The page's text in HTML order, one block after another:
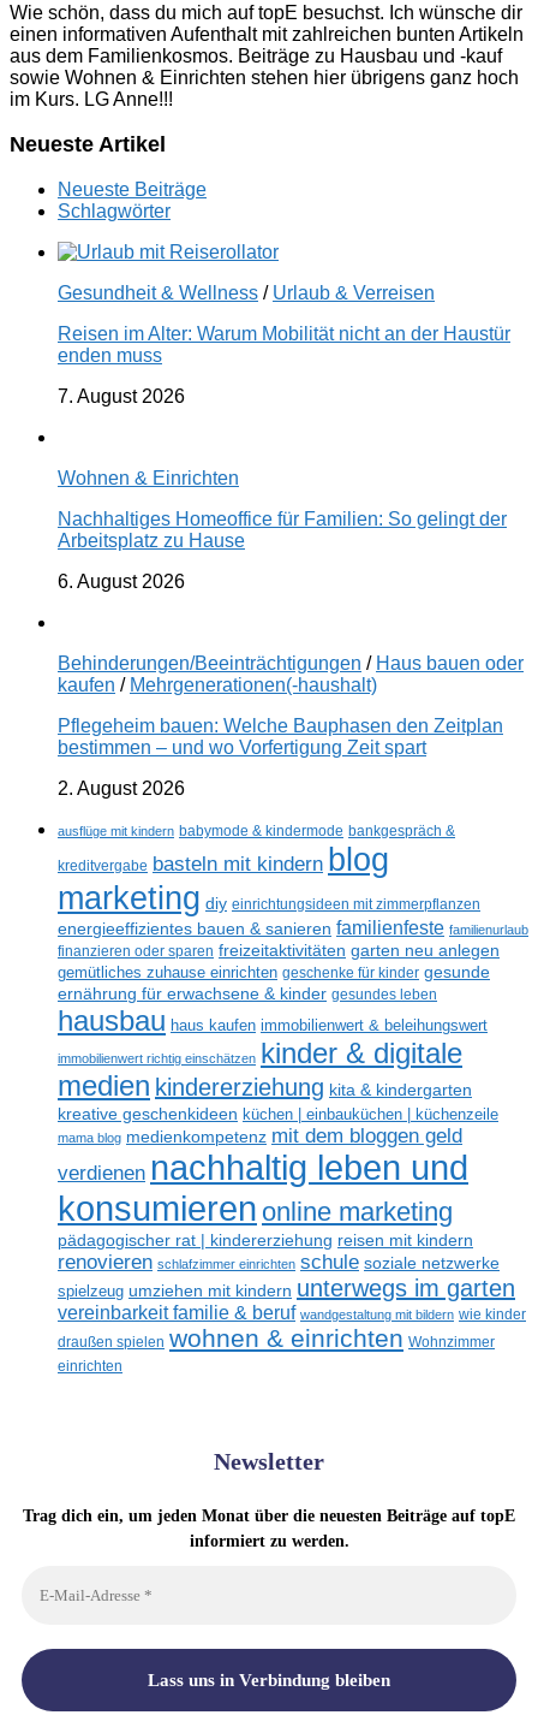
Wie schön, dass du mich auf topE besuchst. Ich wünsche dir
einen informativen Aufenthalt mit zahlreichen bunten Artikeln
aus dem Familienkosmos. Beiträge zu Hausbau und -kauf
sowie Wohnen & Einrichten stehen hier übrigens ganz hoch
im Kurs. LG Anne!!!
Neueste Artikel
Neueste Beiträge
Schlagwörter
Gesundheit & Wellness / Urlaub & Verreisen
Reisen im Alter: Warum Mobilität nicht an der Haustür
enden muss
7. August 2026
Wohnen & Einrichten
Nachhaltiges Homeoffice für Familien: So gelingt der
Arbeitsplatz zu Hause
6. August 2026
Behinderungen/Beeinträchtigungen / Haus bauen oder
kaufen / Mehrgenerationen(-haushalt)
Pflegeheim bauen: Welche Bauphasen den Zeitplan
bestimmen – und wo Vorfertigung Zeit spart
2. August 2026
ausflüge mit kindern babymode & kindermode bankgespräch &
kreditvergabe basteln mit kindern blog
marketing diy einrichtungsideen mit zimmerpflanzen
energieeffizientes bauen & sanieren familienfeste familienurlaub
finanzieren oder sparen freizeitaktivitäten garten neu anlegen
gemütliches zuhause einrichten geschenke für kinder gesunde
ernährung für erwachsene & kinder gesundes leben
hausbau haus kaufen immobilienwert & beleihungswert
immobilienwert richtig einschätzen kinder & digitale
medien kindererziehung kita & kindergarten
kreative geschenkideen küchen | einbauküchen | küchenzeile
mama blog medienkompetenz mit dem bloggen geld
verdienen nachhaltig leben und
konsumieren online marketing
pädagogischer rat | kindererziehung reisen mit kindern
renovieren schlafzimmer einrichten schule soziale netzwerke
spielzeug umziehen mit kindern unterwegs im garten
vereinbarkeit familie & beruf wandgestaltung mit bildern wie kinder
draußen spielen wohnen & einrichten Wohnzimmer
einrichten
Newsletter
Trag dich ein, um jeden Monat über die neuesten Beiträge auf topE
informiert zu werden.